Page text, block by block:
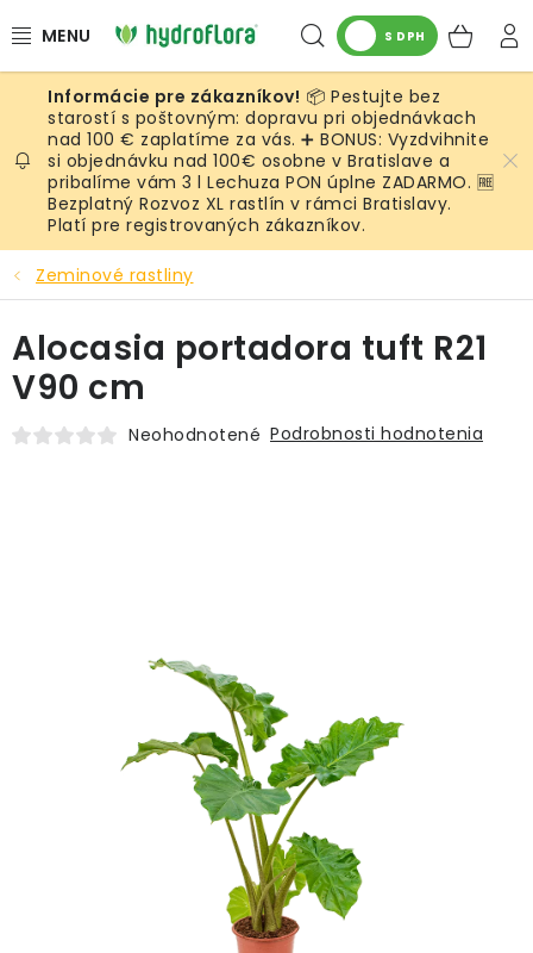
na
Hľadať
S DPH
RASTLINY
UMELÉ RASTLINY
KVETINÁČE
SUBSTRÁTY A PRÍSLUŠENSTVO
SERVIS INTERIÉROVEJ ZELENE
INTERIÉROVÉ DEKORÁCIE
📦 Pestujte bez
starostí s poštovným: dopravu pri objednávkach
nad 100 € zaplatíme za vás. ➕ BONUS: Vyzdvihnite
si objednávku nad 100€ osobne v Bratislave a
pribalíme vám 3 l Lechuza PON úplne ZADARMO. 🆓
Bezplatný Rozvoz XL rastlín v rámci Bratislavy.
Platí pre registrovaných zákazníkov.
Zeminové rastliny
Alocasia portadora tuft R21
V90 cm
Neohodnotené Podrobnosti hodnotenia